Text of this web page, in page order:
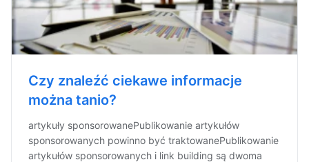
Czy znaleźć ciekawe informacje
można tanio?
artykuły sponsorowanePublikowanie artykułów
sponsorowanych powinno być traktowanePublikowanie
artykułów sponsorowanych i link building są dwoma